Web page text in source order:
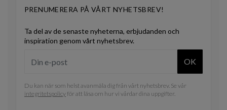
PRENUMERERA PÅ VÅRT NYHETSBREV!
Ta del av de senaste nyheterna, erbjudanden och
inspiration genom vårt nyhetsbrev.
OK
Du kan när som helst avanmäla dig från vårt nyhetsbrev. Se vår
integritetspolicyför att läsa om hur vi vårdar dina uppgifter.